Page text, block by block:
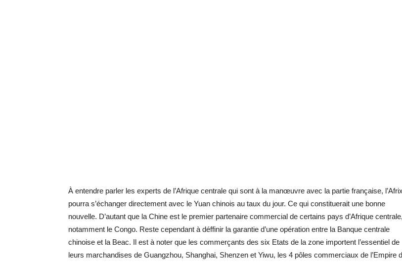
À entendre parler les experts de l’Afrique centrale qui sont à la manœuvre avec la partie française, l’Afrix
pourra s’échanger directement avec le Yuan chinois au taux du jour. Ce qui constituerait une bonne
nouvelle. D’autant que la Chine est le premier partenaire commercial de certains pays d’Afrique centrale,
notamment le Congo. Reste cependant à déffinir la garantie d’une opération entre la Banque centrale
chinoise et la Beac. Il est à noter que les commerçants des six Etats de la zone importent l’essentiel de
leurs marchandises de Guangzhou, Shanghai, Shenzen et Yiwu, les 4 pôles commerciaux de l’Empire